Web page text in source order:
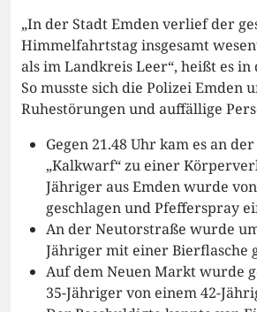
„In der Stadt Emden verlief der
Himmelfahrtstag insgesamt
als im Landkreis Leer“, heißt es
So musste sich die Polizei Emden
Ruhestörungen und auffällige
Gegen 21.48 Uhr kam es an
„Kalkwarf“ zu einer
Jähriger aus Emden wurde
geschlagen und Pfefferspray
An der Neutorstraße wurde
Jähriger mit einer Bierflasche
Auf dem Neuen Markt wurde
35-Jähriger von einem 42-